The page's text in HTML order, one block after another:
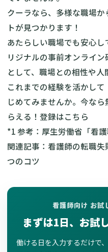
クーラなら、多様な職場
トが見つかります！
あたらしい職場でも安心
リジナルの事前オンライ
として、職場との相性や人
これまでの経験を活かし
じめてみませんか。今な
らえる！ 登録はこちら
*1 参考： 厚生労働省「看
関連記事： 看護師の転職失
つのコツ
看護師向け お試
まずは1日、お試
働ける日を入力するだけで